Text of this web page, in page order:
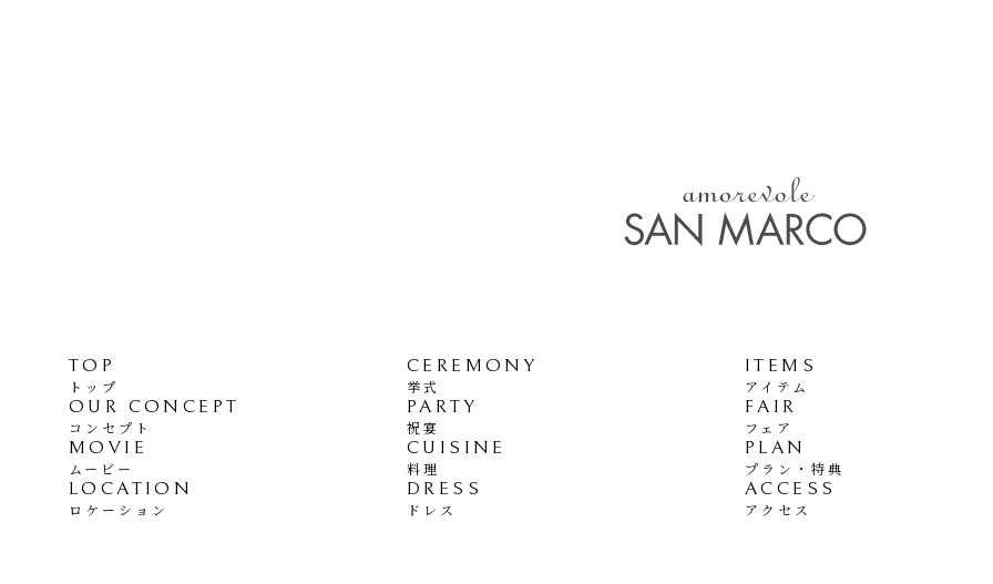
TOP
トップ
OUR CONCEPT
コンセプト
MOVIE
ムービー
LOCATION
ロケーション
CEREMONY
挙式
PARTY
祝宴
CUISINE
料理
DRESS
ドレス
ITEMS
アイテム
FAIR
フェア
PLAN
プラン・特典
ACCESS
アクセス